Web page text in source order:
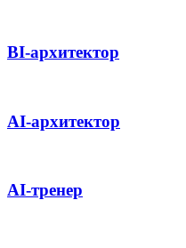
BI-архитектор
AI-архитектор
AI-тренер